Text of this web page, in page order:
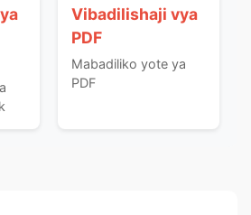
Vibadilishaji vya
PDF
Mabadiliko yote ya
PDF